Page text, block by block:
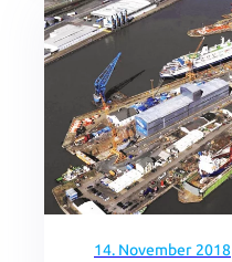
14. November 2018